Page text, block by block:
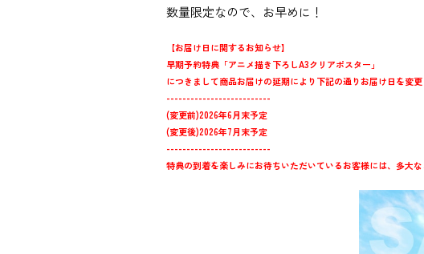
数量限定なので、お早めに！
【お届け日に関するお知らせ】
早期予約特典「アニメ描き下ろしA3クリアポスター」
につきまして商品お届けの延期により下記の通りお届け日を変更
--------------------------
(変更前)2026年6月末予定
(変更後)2026年7月末予定
--------------------------
特典の到着を楽しみにお待ちいただいているお客様には、多大